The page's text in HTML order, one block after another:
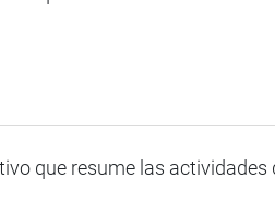
que resume las actividades